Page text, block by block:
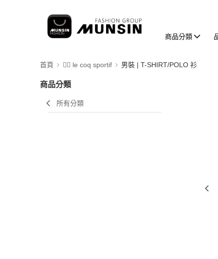
商品分類
首頁 🚴‍♂️ le coq sportif 男裝 | T-SHIRT/POLO 衫
商品分類
所有分類